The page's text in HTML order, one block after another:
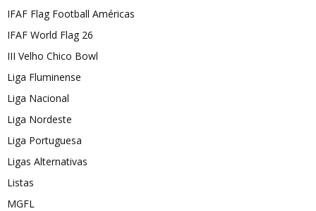
IFAF Flag Football Américas
IFAF World Flag 26
III Velho Chico Bowl
Liga Fluminense
Liga Nacional
Liga Nordeste
Liga Portuguesa
Ligas Alternativas
Listas
MGFL